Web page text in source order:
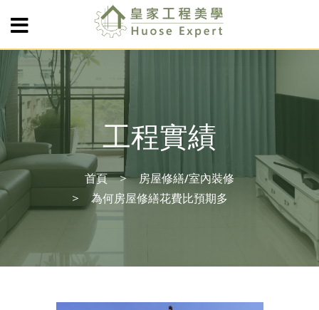
工程實績
首頁
房屋修繕/室內裝修
為何房屋修繕花費比預期多